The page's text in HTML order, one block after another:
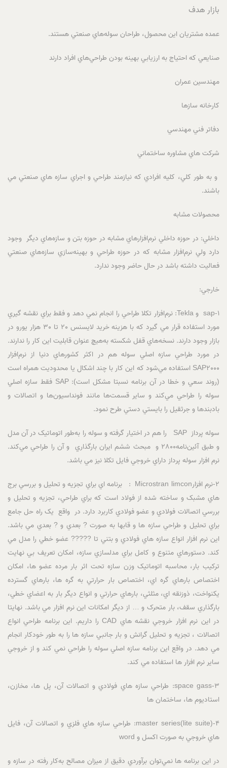
بازار هدف
عمده مشتريان اين محصول، طراحان سوله‌هاي صنعتي هستند.
صنايعي که احتياج به ارزيابي بهينه بودن طراحي‌هاي افراد دارند
مهندسين عمران
کارخانه سازها
دفاتر فني مهندسي
شرکت هاي مشاوره ساختماني
و به طور کلي، کليه افرادي که نيازمند طراحي و اجراي سازه هاي صنعتي مي
باشند.
محصولات مشابه
داخلي: در حوزه داخلي نرم‌افزارهاي مشابه در حوزه بتن و سازه‌هاي ديگر وجود
دارد ولي نرم‌افزار مشابه که در حوزه طراحي و بهينه‌سازي سازه‌هاي صنعتي
فعاليت داشته باشد در حال حاضر وجود ندارد.
خارجي:
1-sap و Tekla: نرم‌افزار تکلا طراحي را انجام نمي دهد و فقط براي نقشه گيري
مورد استفاده قرار مي گيرد که با هزينه خريد لايسنس 20 تا 30 هزار يورو در
بازار وجود دارند. نسخه‌هاي قفل شکسته به‌هيچ‌ عنوان قابليت اين کار را ندارند.
در مورد طراحي سازه اصلي سوله هم در اکثر کشورهاي دنيا از نرم‌افزار
SAP2000 استفاده مي‌شود که اين کار با چند اشکال يا محدوديت همراه است
(روند سعي و خطا در آن برنامه نسبتا مشکل است): SAP فقط سازه اصلي
سوله را طراحي مي‌کند و ساير قسمت‌ها مانند فونداسيون‌ها و اتصالات و
بادبندها و جرثقيل را بايستي دستي طرح نمود.
سوله پرداز SAP را هم در اختيار گرفته و سوله را به‌طور اتوماتيک در آن مدل
و طبق آئين‌نامه2800 و مبحث ششم ايران بارگذاري و آن را طراحي مي‌کند.
نرم افزار سوله پرداز داراي خروجي فايل تکلا نيز مي باشد.
2-نرم افزارMicrostran limcon : برنامه اي براي تجزيه و تحليل و بررسي برج
هاي مشبک و ساخته شده از فولاد است که براي طراحي، تجزيه و تحليل و
بررسي اتصالات فولادي و عضو فولادي کاربرد دارد. در واقع يک راه حل جامع
براي تحليل و طراحي سازه ها و قابها به صورت ? بعدي و ? بعدي مي باشد.
اين نرم افزار انواع سازه هاي فولادي و بتني تا ????? عضو خطي را مدل مي
کند. دستورهاي متنوع و کامل براي مدلسازي سازه، امکان تعريف بي نهايت
ترکيب بار، محاسبه اتوماتيک وزن سازه تحت اثر بار مرده عضو ها، امکان
اختصاص بارهاي گره اي، اختصاص بار حرارتي به گره ها، بارهاي گسترده
يکنواخت، ذوزنقه اي، مثلثي، بارهاي حرارتي و انواع ديگر بار به اعضاي خطي،
بارگذاري سقف، بار متحرک و … از ديگر امکانات اين نرم افزار مي باشد. نهايتا
در اين نرم افزار خروجي نقشه هاي CAD را داريم. اين برنامه طراحي انواع
اتصالات ، تجزيه و تحليل گرانش و بار جانبي سازه ها را به طور خودکار انجام
مي دهد. در واقع اين برنامه سازه اصلي سوله را طراحي نمي کند و از خروجي
ساير نرم افزار ها استفاده مي کند.
3-space gass: طراحي سازه هاي فولادي و اتصالات آن، پل ها، مخازن،
استاديوم ها، ساختمان ها
4-master series(lite suite): طراحي سازه هاي فلزي و اتصالات آن، فايل
هاي خروجي به صورت اکسل و word
در اين برنامه ها نمي‌توان برآوردي دقيق از ميزان مصالح به‌کار رفته در سازه و